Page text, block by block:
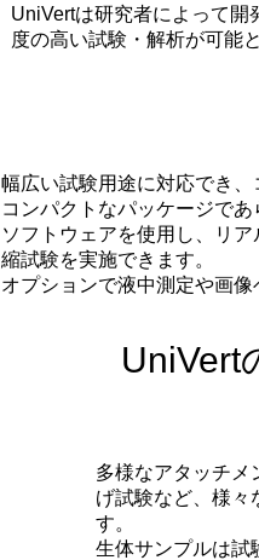
UniVertは研究者によって開
度の高い試験・解析が可能
幅広い試験用途に対応でき
コンパクトなパッケージで
ソフトウェアを使用し、リ
縮試験を実施できます。
オプションで液中測定や画
UniVert
多様なアタッチメ
げ試験など、様々
す。
生体サンプルは試